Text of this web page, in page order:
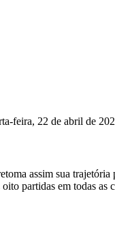
feira, 22 de abril de
assim sua
partidas em todas as